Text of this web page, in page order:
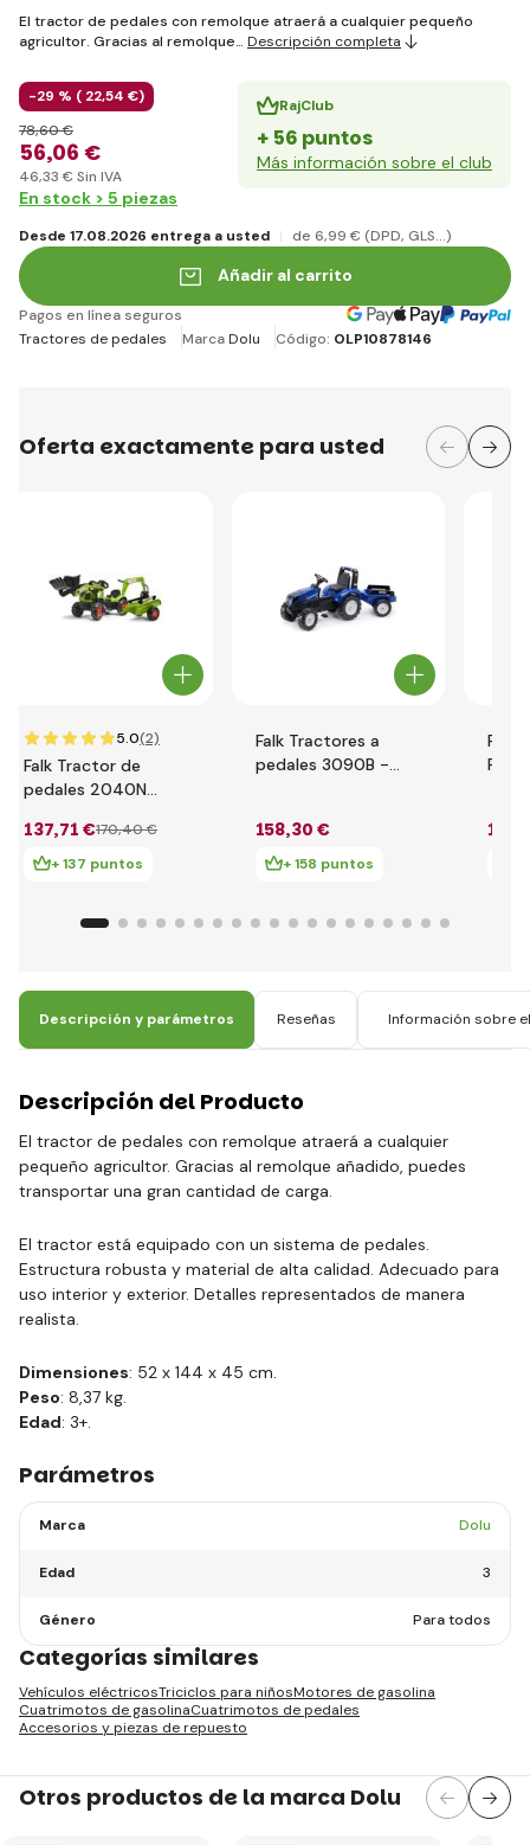
El tractor de pedales con remolque atraerá a cualquier pequeño
agricultor. Gracias al remolque… Descripción completa
-29 % ( 22,54 €)
56,06 €
78,60 €
46,33 € Sin IVA
RajClub
+ 56 puntos
Más información sobre el club
En stock > 5 piezas
Desde 17.08.2026 entrega a usted de 6,99 € (DPD, GLS...)
Añadir al carrito
Pagos en línea seguros
Tractores de pedales
MarcaDolu Código: OLP10878146
Oferta exactamente para usted
5.0(2)
Falk Tractor de
pedales 2040N
cargador,
excavadora y
137,71 €170,40 €
+ 137 puntos
Falk Tractores a
pedales 3090B -
158,30 €
+ 158 puntos
Falk
168
Descripción y parámetros Reseñas Información sobre
Descripción del Producto
El tractor de pedales con remolque atraerá a cualquier
pequeño agricultor. Gracias al remolque añadido, puedes
transportar una gran cantidad de carga.
El tractor está equipado con un sistema de pedales.
Estructura robusta y material de alta calidad. Adecuado para
uso interior y exterior. Detalles representados de manera
realista.
Dimensiones: 52 x 144 x 45 cm.
Peso: 8,37 kg.
Edad: 3+.
Parámetros
Marca Dolu
Edad 3
Género Para todos
Categorías similares
Vehículos eléctricosTriciclos para niñosMotores de gasolina
Cuatrimotos de gasolinaCuatrimotos de pedales
Accesorios y piezas de repuesto
Otros productos de la marca Dolu